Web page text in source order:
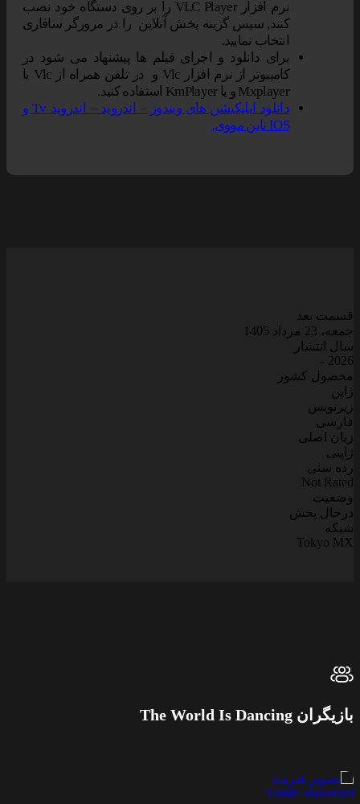
نرم افزار VLC Player را بر روی دستگاه خود نصب
کنند, سپس گزینه پخش آنلاین را در مرورگر سافاری
انتخاب نمایید.
برای دانلود و اجرای فیلم ها پیشنهاد می شود در
کامپیوتر از نرم افزار Vlc و در تلفن همراه از Vlc یا
Mxplayer و یا KmPlayer استفاده کنید.
دانلود اپلیکیشن های ویندوز – اندروید – اندروید Tv و
IOS ناین مووی.
قسمت بعد
جمعه، 23 مرداد 1405
سال انتشار
2026 -
محصول کشور
ژاپن
زیرنویس
فارسی
زبان اصلی
ژاپنی
رده سنی
Not Rated
وضعیت
درحال پخش
شبکه
Tokyo MX
بازیگران The World Is Dancing